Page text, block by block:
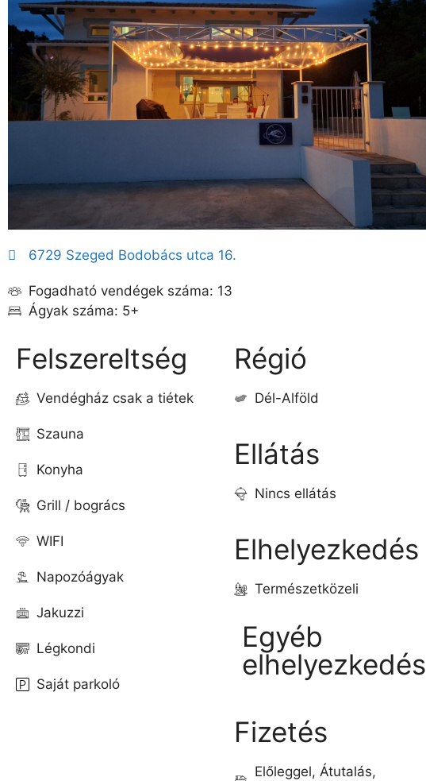
6729 Szeged Bodobács utca 16.
Fogadható vendégek száma: 13
Ágyak száma: 5+
Felszereltség
Vendégház csak a tiétek
Szauna
Konyha
Grill / bogrács
WIFI
Napozóágyak
Jakuzzi
Légkondi
Saját parkoló
Régió
Dél-Alföld
Ellátás
Nincs ellátás
Elhelyezkedés
Természetközeli
Egyéb
elhelyezkedés
Fizetés
Előleggel, Átutalás,